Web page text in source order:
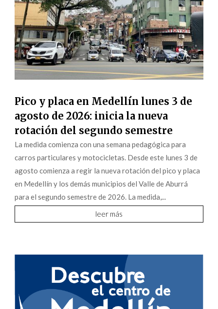
Pico y placa en Medellín lunes 3 de
agosto de 2026: inicia la nueva
rotación del segundo semestre
La medida comienza con una semana pedagógica para
carros particulares y motocicletas. Desde este lunes 3 de
agosto comienza a regir la nueva rotación del pico y placa
en Medellín y los demás municipios del Valle de Aburrá
para el segundo semestre de 2026. La medida,...
leer más